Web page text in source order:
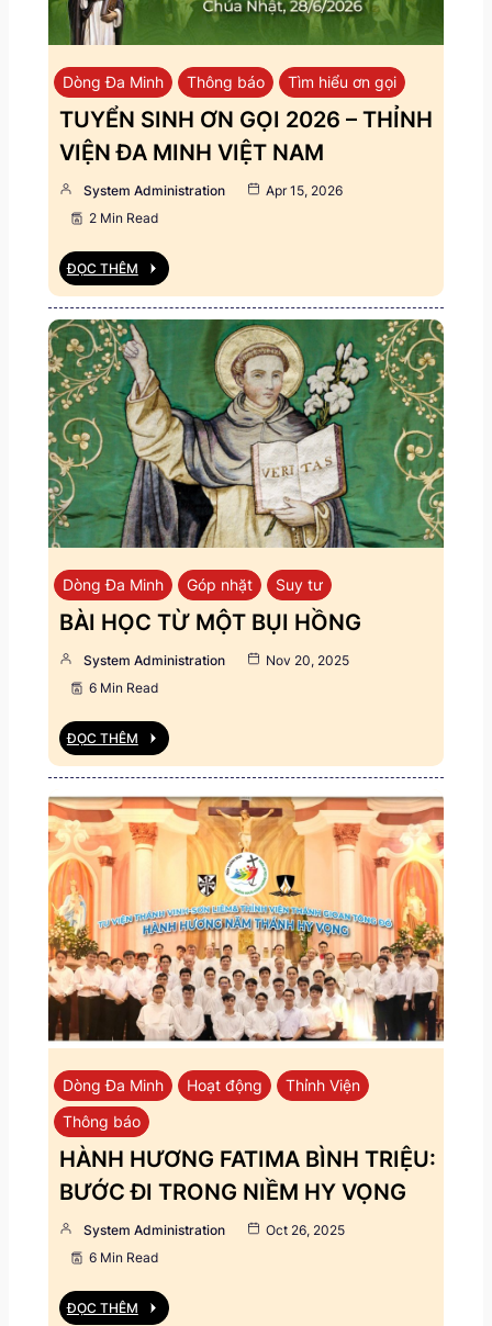
Dòng Đa Minh Thông báo Tìm hiểu ơn gọi
TUYỂN SINH ƠN GỌI 2026 – THỈNH
VIỆN ĐA MINH VIỆT NAM
System Administration
Apr 15, 2026
2 Min Read
ĐỌC THÊM
Dòng Đa Minh Góp nhặt Suy tư
BÀI HỌC TỪ MỘT BỤI HỒNG
System Administration
Nov 20, 2025
6 Min Read
ĐỌC THÊM
Dòng Đa Minh Hoạt động
Thỉnh Viện
Thông báo
HÀNH HƯƠNG FATIMA BÌNH TRIỆU:
BƯỚC ĐI TRONG NIỀM HY VỌNG
System Administration
Oct 26, 2025
6 Min Read
ĐỌC THÊM